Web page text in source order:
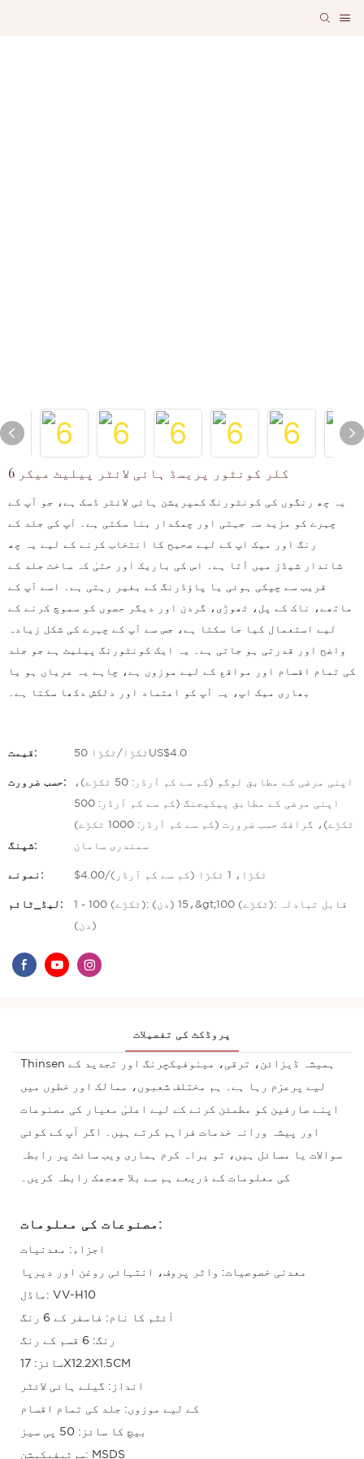
6 کلر کونٹور پریسڈ ہائی لائٹر پیلیٹ میکر
یہ چھ رنگوں کی کونٹورنگ کمپریشن ہائی لائٹر ڈسک ہے، جو آپ کے
چہرے کو مزید سہ جہتی اور چمکدار بنا سکتی ہے۔ آپ کی جلد کے
رنگ اور میک اپ کے لیے صحیح کا انتخاب کرنے کے لیے یہ چھ
شاندار شیڈز میں آتا ہے۔ اس کی باریک اور حتیٰ کہ ساخت جلد کے
قریب سے چپکی ہوئی یا پاؤڈرنگ کے بغیر رہتی ہے۔ اسے آپ کے
ماتھے، ناک کے پل، ٹھوڑی، گردن اور دیگر حصوں کو سموچ کرنے کے
لیے استعمال کیا جا سکتا ہے، جس سے آپ کے چہرے کی شکل زیادہ
واضح اور قدرتی ہو جاتی ہے۔ یہ ایک کونٹورنگ پیلیٹ ہے جو جلد
کی تمام اقسام اور مواقع کے لیے موزوں ہے، چاہے یہ عریاں ہو یا
بھاری میک اپ، یہ آپ کو اعتماد اور دلکش دکھا سکتا ہے۔
قیمت: 50 ٹکڑا/ٹکڑاUS$4.0
حسب ضرورت: اپنی مرضی کے مطابق لوگو (کم سے کم آرڈر: 50 ٹکڑے)،
اپنی مرضی کے مطابق پیکیجنگ (کم سے کم آرڈر: 500
ٹکڑے)، گرافک حسب ضرورت (کم سے کم آرڈر: 1000 ٹکڑے)
شپنگ: سمندری سامان
نمونے: $4.00/ٹکڑا، 1 ٹکڑا (کم سے کم آرڈر)
لیڈ_ٹائم: 1 - 100 (ٹکڑے): 15 (دن)،&gt;100 (ٹکڑے): قابل تبادلہ
(دن)
پروڈکٹ کی تفصیلات
Thinsen ہمیشہ ڈیزائن، ترقی، مینوفیکچرنگ اور تجدید کے
لیے پرعزم رہا ہے۔ ہم مختلف شعبوں، ممالک اور خطوں میں
اپنے صارفین کو مطمئن کرنے کے لیے اعلیٰ معیار کی مصنوعات
اور پیشہ ورانہ خدمات فراہم کرتے ہیں۔ اگر آپ کے کوئی
سوالات یا مسائل ہیں، تو براہ کرم ہماری ویب سائٹ پر رابطہ
کی معلومات کے ذریعے ہم سے بلا جھجھک رابطہ کریں۔
مصنوعات کی معلومات:
اجزاء: معدنیات
معدنی خصوصیات: واٹر پروف، انتہائی روغن اور دیرپا
ماڈل: VV-H10
آئٹم کا نام: فاسفر کے 6 رنگ
رنگ: 6 قسم کے رنگ
سائز: 17X12.2X1.5CM
انداز: گیلے ہائی لائٹر
کے لیے موزوں: جلد کی تمام اقسام
بیچ کا سائز: 50 پی سیز
سرٹیفیکیشن: MSDS